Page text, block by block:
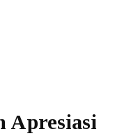
Apresiasi